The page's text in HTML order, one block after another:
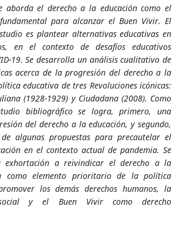
aborda el derecho a la educación como el
para alcanzar el Buen Vivir. El
es plantear alternativas educativas en
en el contexto de desafíos educativos
19. Se desarrolla un análisis cualitativo de
acerca de la progresión del derecho a la
educativa de tres Revoluciones icónicas:
(1928-1929) y Ciudadana (2008). Como
bibliográfico se logra, primero, una
del derecho a la educación, y segundo,
algunas propuestas para precautelar el
en el contexto actual de pandemia. Se
exhortación a reivindicar el derecho a la
como elemento prioritario de la política
los demás derechos humanos, la
social y el Buen Vivir como derecho